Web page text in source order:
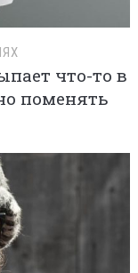
что-то в
поменять